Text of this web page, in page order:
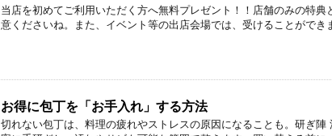
当店を初めてご利用いただく方へ無料プレゼント！！店舗のみの特典
意くださいね。また、イベント等の出店会場では、受けることができ
お得に包丁を「お手入れ」する方法
切れない包丁は、料理の疲れやストレスの原因になることも。研ぎ陣